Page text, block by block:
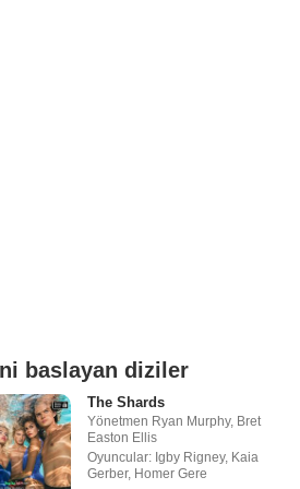
baslayan diziler
The Shards
Yönetmen Ryan Murphy, Bret
Easton Ellis
Oyuncular: Igby Rigney, Kaia
Gerber, Homer Gere